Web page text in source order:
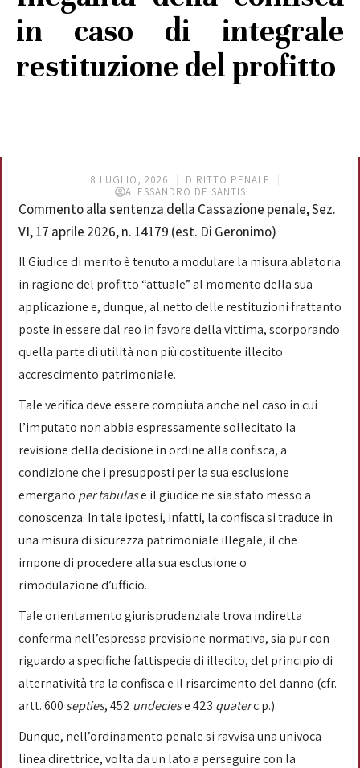
in caso di integrale
restituzione del profitto
8 LUGLIO, 2026
DIRITTO PENALE
ALESSANDRO DE SANTIS
Commento alla sentenza della Cassazione penale, Sez.
VI, 17 aprile 2026, n. 14179 (est. Di Geronimo)
Il Giudice di merito è tenuto a modulare la misura ablatoria
in ragione del profitto “attuale” al momento della sua
applicazione e, dunque, al netto delle restituzioni frattanto
poste in essere dal reo in favore della vittima, scorporando
quella parte di utilità non più costituente illecito
accrescimento patrimoniale.
Tale verifica deve essere compiuta anche nel caso in cui
l’imputato non abbia espressamente sollecitato la
revisione della decisione in ordine alla confisca, a
condizione che i presupposti per la sua esclusione
emergano per tabulase il giudice ne sia stato messo a
conoscenza. In tale ipotesi, infatti, la confisca si traduce in
una misura di sicurezza patrimoniale illegale, il che
impone di procedere alla sua esclusione o
rimodulazione d’ufficio.
Tale orientamento giurisprudenziale trova indiretta
conferma nell’espressa previsione normativa, sia pur con
riguardo a specifiche fattispecie di illecito, del principio di
alternatività tra la confisca e il risarcimento del danno (cfr.
artt. 600 septies, 452 undeciese 423 quaterc.p.).
Dunque, nell’ordinamento penale si ravvisa una univoca
linea direttrice, volta da un lato a perseguire con la